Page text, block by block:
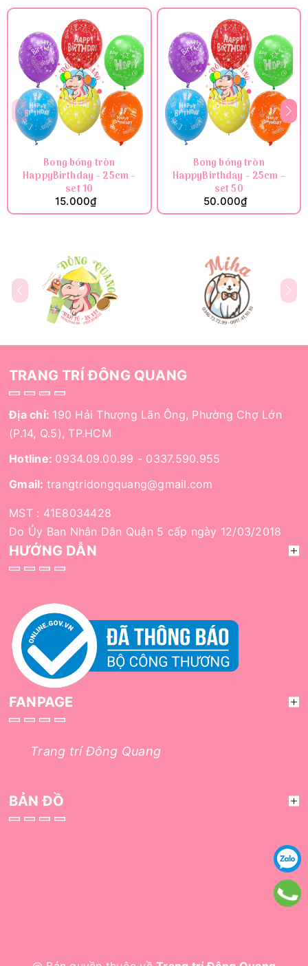
Bong bóng tròn
HappyBirthday - 25cm -
set 10
15.000₫
Bong bóng tròn
HappyBirthday - 25cm -
set 50
50.000₫
TRANG TRÍ ĐÔNG QUANG
Địa chỉ: 190 Hải Thượng Lãn Ông, Phường Chợ Lớn
(P.14, Q.5), TP.HCM
Hotline: 0934.09.00.99 - 0337.590.955
Gmail: trangtridongquang@gmail.com
MST : 41E8034428
Do Ủy Ban Nhân Dân Quận 5 cấp ngày 12/03/2018
HƯỚNG DẪN
FANPAGE
Trang trí Đông Quang
BẢN ĐỒ